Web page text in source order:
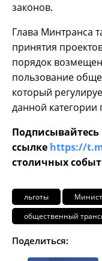
законов.
Глава Минтранса
принятия
порядок
пользование
который
данной категории
Подписывайтесь
ссылке https://
столичных
льготы
общественный
Поделиться: